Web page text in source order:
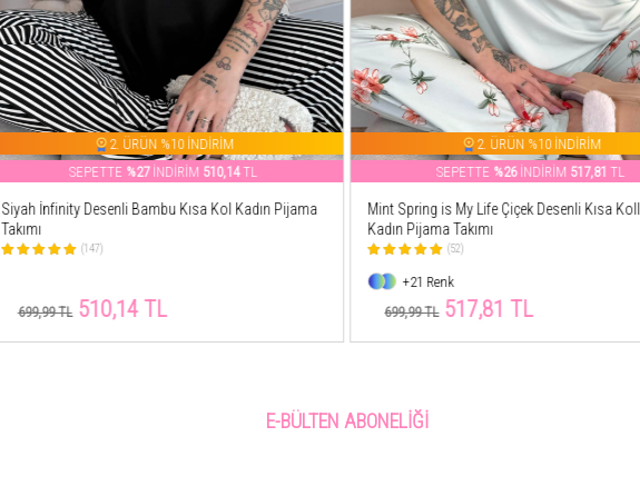
2. ÜRÜN %10 İNDİRİM
SEPETTE %26İNDİRİM 517,81TL
Mint Spring is My Life Çiçek Desenli Kısa Kollu Örme
Kadın Pijama Takımı
(52)
699,99 TL 517,81 TL
2. ÜRÜN %10 İNDİRİM
SEPETTE %26İNDİRİM 515,01 TL
Gri Smile Everyday Desenli Bambu Kısa Kol
Pijama Takımı
(48)
+4 Renk
699,99 TL 515,01 TL
E-BÜLTEN ABONELIĞI